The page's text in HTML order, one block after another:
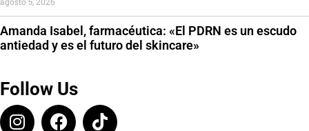
Amanda Isabel, farmacéutica: «El PDRN es un escudo
antiedad y es el futuro del skincare»
Follow Us